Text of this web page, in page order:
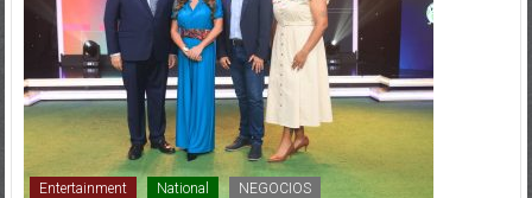
Entertainment National NEGOCIOS